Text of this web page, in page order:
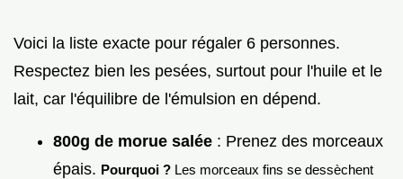
Voici la liste exacte pour régaler 6 personnes.
Respectez bien les pesées, surtout pour l'huile et le
lait, car l'équilibre de l'émulsion en dépend.
800g de morue salée : Prenez des morceaux
épais. Pourquoi ? Les morceaux fins se dessèchent